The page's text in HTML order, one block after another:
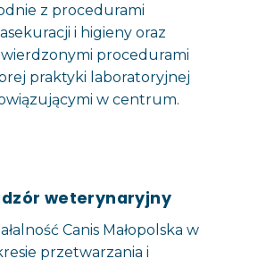
z procedurami
i higieny oraz
procedurami
praktyki laboratoryjnej
w centrum.
weterynaryjny
Canis Małopolska w
przetwarzania i